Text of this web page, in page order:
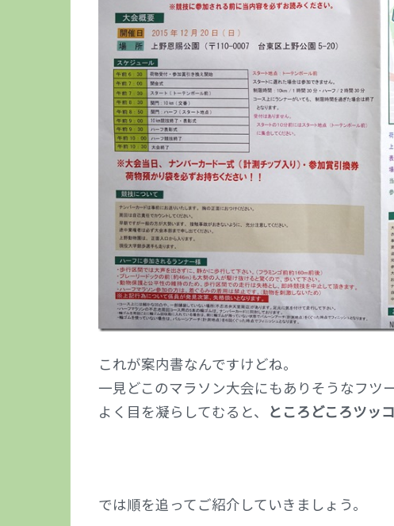
これが案内書なんですけどね。
一見どこのマラソン大会にもありそうなフツ
よく目を凝らしてむると、 ところどころツッ
では順を追ってご紹介していきましょう。